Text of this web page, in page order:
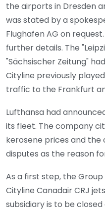
the airports in Dresden
was stated by a
Flughafen AG on
further details. The
"Sächsischer Zeitung"
Cityline previously
traffic to the Frankfurt
Lufthansa had
its fleet. The company
kerosene prices and
disputes as the reason
As a first step, the
Cityline Canadair CRJ
subsidiary is to be